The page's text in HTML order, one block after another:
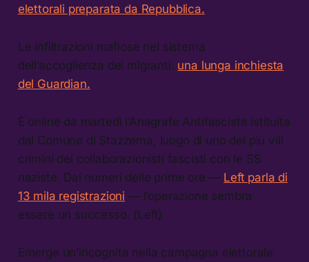
elettorali preparata da Repubblica.
Le infiltrazioni mafiose nel sistema
dell’accoglienza dei migranti: una lunga inchiesta
del Guardian.
È online da martedì l’Anagrafe Antifascista istituita
dal Comune di Stazzema, luogo di uno dei più vili
crimini dei collaborazionisti fascisti con le SS
naziste. Dai numeri delle prime ore — Left parla di
13 mila registrazioni — l’operazione sembra
essere un successo. (Left)
Emerge un’incognita nella campagna elettorale